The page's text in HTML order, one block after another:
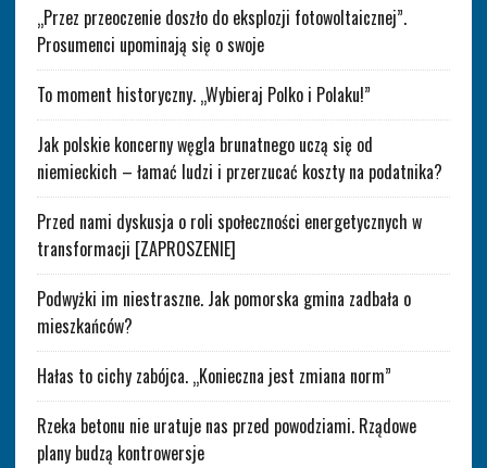
„Przez przeoczenie doszło do eksplozji fotowoltaicznej”.
Prosumenci upominają się o swoje
To moment historyczny. „Wybieraj Polko i Polaku!”
Jak polskie koncerny węgla brunatnego uczą się od
niemieckich – łamać ludzi i przerzucać koszty na podatnika?
Przed nami dyskusja o roli społeczności energetycznych w
transformacji [ZAPROSZENIE]
Podwyżki im niestraszne. Jak pomorska gmina zadbała o
mieszkańców?
Hałas to cichy zabójca. „Konieczna jest zmiana norm”
Rzeka betonu nie uratuje nas przed powodziami. Rządowe
plany budzą kontrowersje